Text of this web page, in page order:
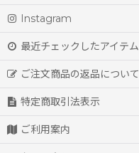
Instagram
最近チェックしたアイテム
ご注文商品の返品について
特定商取引法表示
ご利用案内